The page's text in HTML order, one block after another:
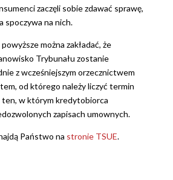
zaczęli sobie zdawać sprawę,
spoczywa na nich.
można zakładać, że
Trybunału zostanie
z wcześniejszym orzecznictwem
od którego należy liczyć termin
w którym kredytobiorca
zapisach umownych.
Państwo na stronie TSUE.